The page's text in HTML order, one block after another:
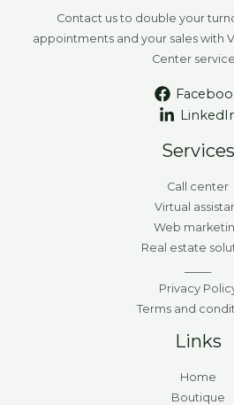
Contact us to double your
appointments and your sales with
Center
Services
Call center
Virtual
Web
Real estate
Privacy
Terms and
Links
Home
Boutique